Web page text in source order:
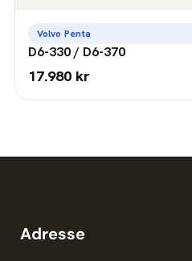
Volvo Penta
D6-330 / D6-370
17.980 kr
Adresse